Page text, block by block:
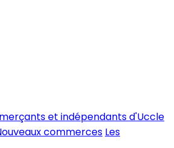
et indépendants d'Uccle
commerces Les